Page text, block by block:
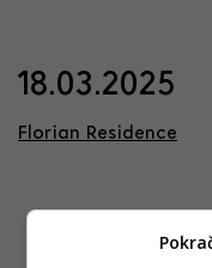
18.03.2025
Florian Residence